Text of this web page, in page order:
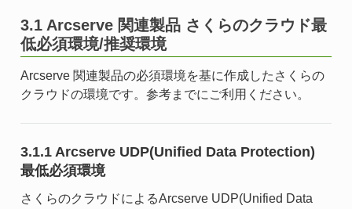
3.1 Arcserve 関連製品 さくらのクラウド最
低必須環境/推奨環境
Arcserve 関連製品の必須環境を基に作成したさくらの
クラウドの環境です。参考までにご利用ください。
3.1.1 Arcserve UDP(Unified Data Protection)
最低必須環境
さくらのクラウドによるArcserve UDP(Unified Data